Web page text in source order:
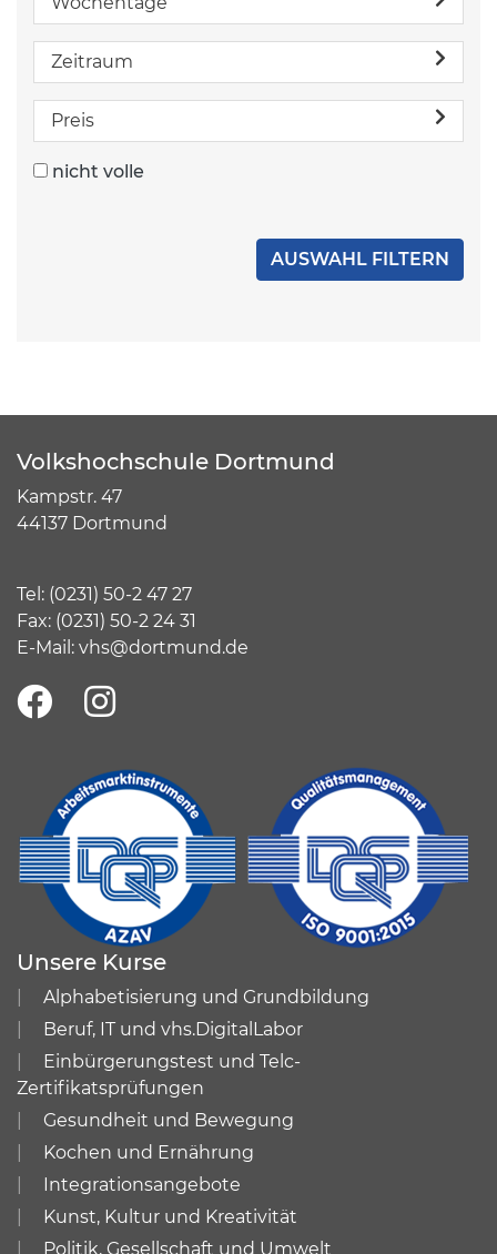
Zeitraum
Preis
nicht volle
Volkshochschule Dortmund
Kampstr. 47
44137 Dortmund
Tel: (0231) 50-2 47 27
Fax: (0231) 50-2 24 31
E-Mail: vhs@dortmund.de
Unsere Kurse
Alphabetisierung und Grundbildung
Beruf, IT und vhs.DigitalLabor
Einbürgerungstest und Telc-
Zertifikatsprüfungen
Gesundheit und Bewegung
Kochen und Ernährung
Integrationsangebote
Kunst, Kultur und Kreativität
Politik, Gesellschaft und Umwelt